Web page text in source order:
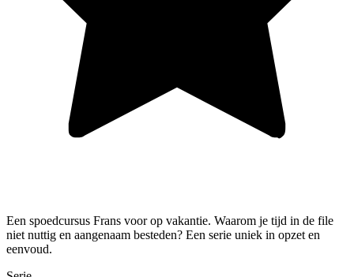
Een spoedcursus Frans voor op vakantie. Waarom je tijd in de file
niet nuttig en aangenaam besteden? Een serie uniek in opzet en
eenvoud.